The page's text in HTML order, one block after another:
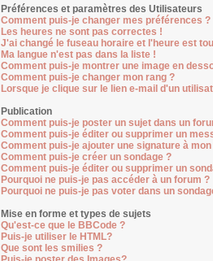
Préférences et paramètres des Utilisateurs
Comment puis-je changer mes préférences ?
Les heures ne sont pas correctes !
J'ai changé le fuseau horaire et l'heure est
Ma langue n'est pas dans la liste !
Comment puis-je montrer une image en
Comment puis-je changer mon rang ?
Lorsque je clique sur le lien e-mail d'un
Publication
Comment puis-je poster un sujet dans un
Comment puis-je éditer ou supprimer un
Comment puis-je ajouter une signature à
Comment puis-je créer un sondage ?
Comment puis-je éditer ou supprimer un
Pourquoi ne puis-je pas accéder à un forum ?
Pourquoi ne puis-je pas voter dans un
Mise en forme et types de sujets
Qu'est-ce que le BBCode ?
Puis-je utiliser le HTML?
Que sont les smilies ?